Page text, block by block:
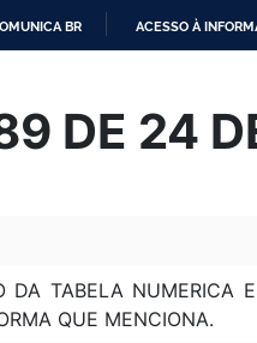
CONTEÚDO
BR ACESSO À
DE 24
TABELA NUMERICA
QUE MENCIONA.